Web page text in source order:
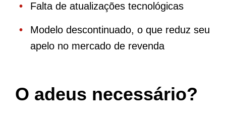
Falta de atualizações tecnológicas
Modelo descontinuado, o que reduz seu
apelo no mercado de revenda
O adeus necessário?